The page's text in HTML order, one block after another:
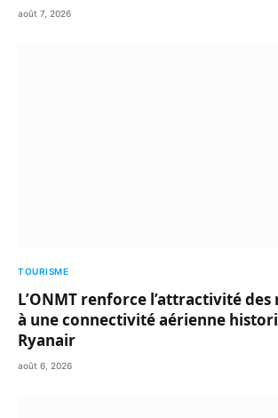
août 7, 2026
TOURISME
L’ONMT renforce l’attractivité
à une connectivité aérienne
Ryanair
août 6, 2026